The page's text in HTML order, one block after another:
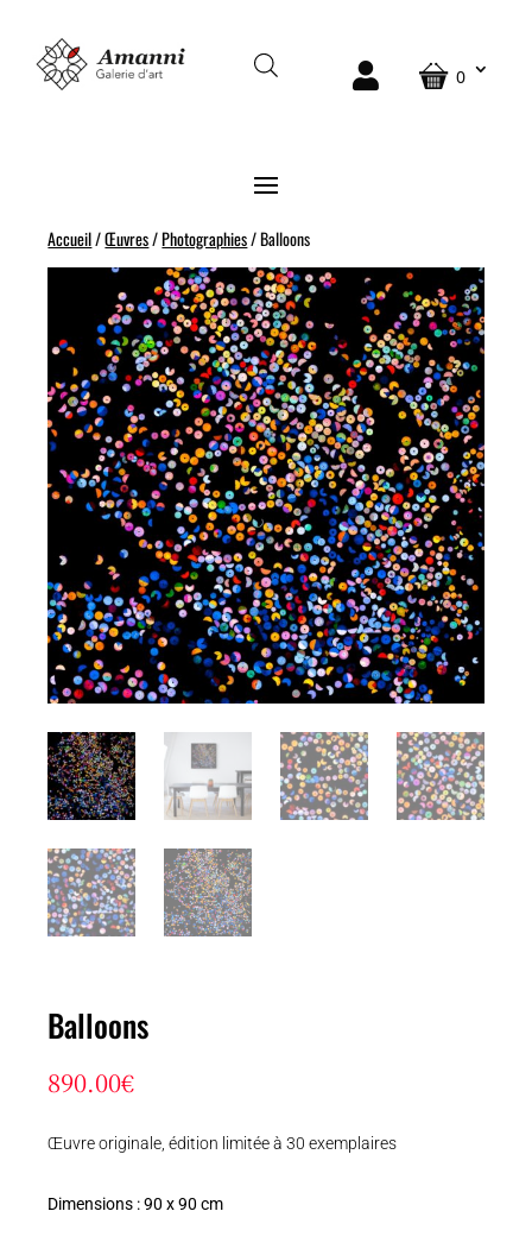
0
Accueil/Œuvres/Photographies/ Balloons
Balloons
890.00€
Œuvre originale, édition limitée à 30 exemplaires
Dimensions : 90 x 90 cm